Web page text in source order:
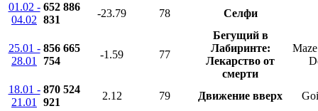
01.02 -
04.02
652 886
831
-23.79 78 Селфи
25.01 -
28.01
856 665
754
-1.59 77
Бегущий в
Лабиринте:
Лекарство от
смерти
18.01 -
21.01
870 524
921
2.12 79 Движение вверх